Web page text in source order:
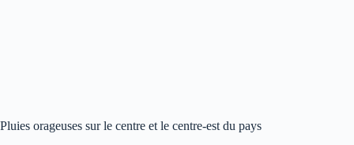
Pluies orageuses sur le centre et le centre-est du pays